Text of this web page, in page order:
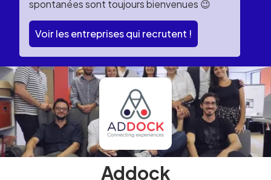
spontanées sont toujours bienvenues 😉
Voir les entreprises qui recrutent !
Addock